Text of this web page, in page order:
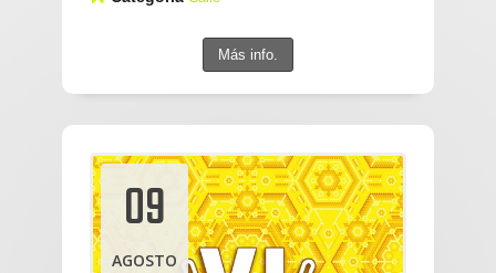
Más info.
09
AGOSTO